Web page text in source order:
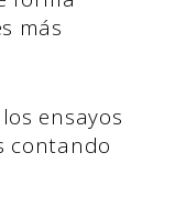
más
ensayos
contando